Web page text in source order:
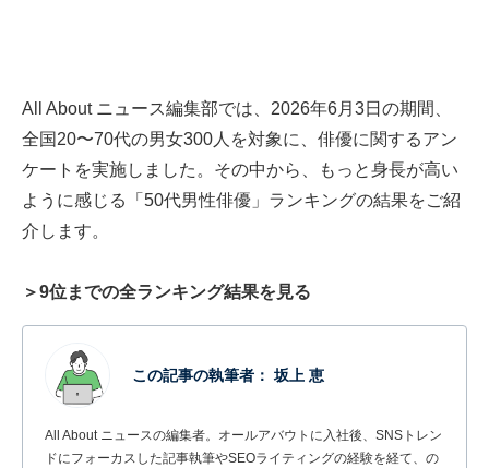
All About ニュース編集部では、2026年6月3日の期間、
全国20〜70代の男女300人を対象に、俳優に関するアン
ケートを実施しました。その中から、もっと身長が高い
ように感じる「50代男性俳優」ランキングの結果をご紹
介します。
＞9位までの全ランキング結果を見る
この記事の執筆者： 坂上 恵
All About ニュースの編集者。オールアバウトに入社後、SNSトレン
ドにフォーカスした記事執筆やSEOライティングの経験を経て、の